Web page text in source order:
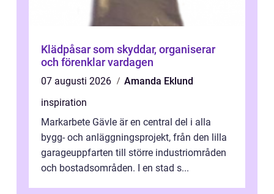
Klädpåsar som skyddar, organiserar
och förenklar vardagen
07 augusti 2026
Amanda Eklund
inspiration
Markarbete Gävle är en central del i alla
bygg- och anläggningsprojekt, från den lilla
garageuppfarten till större industriområden
och bostadsområden. I en stad s...